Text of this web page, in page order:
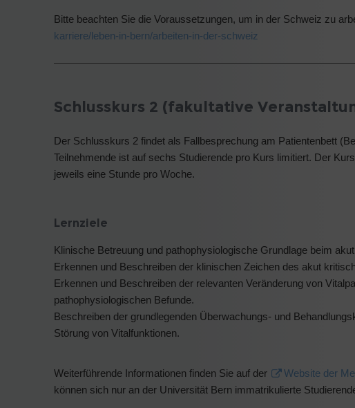
Bitte beachten Sie die Voraussetzungen, um in der Schweiz zu
karriere/leben-in-bern/arbeiten-in-der-schweiz
Schlusskurs 2 (fakultative
Der Schlusskurs 2 findet als Fallbesprechung am Patientenbett
Teilnehmende ist auf sechs Studierende pro Kurs limitiert. Der
jeweils eine Stunde pro Woche.
Lernziele
Klinische Betreuung und pathophysiologische Grundlage beim
Erkennen und Beschreiben der klinischen Zeichen des akut
Erkennen und Beschreiben der relevanten Veränderung von
pathophysiologischen Befunde.
Beschreiben der grundlegenden Überwachungs- und
Störung von Vitalfunktionen.
Weiterführende Informationen finden Sie auf der Website der
können sich nur an der Universität Bern immatrikulierte